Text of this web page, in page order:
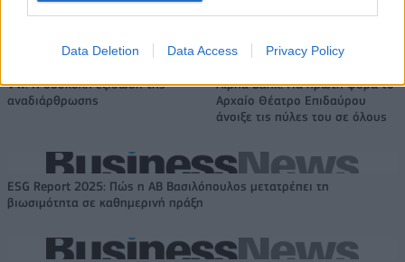
Data Deletion Data Access Privacy Policy
Η συμφωνία Arval-Athlon αναδιαμορφώνει την αγορά leasing
VW: Η δύσκολη εξίσωση της
αναδιάρθρωσης
Alpha Bank: Για πρώτη φορά το
Αρχαίο Θέατρο Επιδαύρου
άνοιξε τις πύλες του σε όλους
ESG Report 2025: Πώς η ΑΒ Βασιλόπουλος μετατρέπει τη
βιωσιμότητα σε καθημερινή πράξη